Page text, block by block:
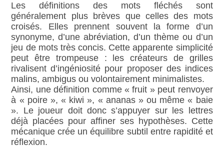
Les définitions des mots fléchés sont
généralement plus brèves que celles des mots
croisés. Elles prennent souvent la forme d’un
synonyme, d’une abréviation, d’un thème ou d’un
jeu de mots très concis. Cette apparente simplicité
peut être trompeuse : les créateurs de grilles
rivalisent d’ingéniosité pour proposer des indices
malins, ambigus ou volontairement minimalistes.
Ainsi, une définition comme « fruit » peut renvoyer
à « poire », « kiwi », « ananas » ou même « baie
». Le joueur doit donc s’appuyer sur les lettres
déjà placées pour affiner ses hypothèses. Cette
mécanique crée un équilibre subtil entre rapidité et
réflexion.